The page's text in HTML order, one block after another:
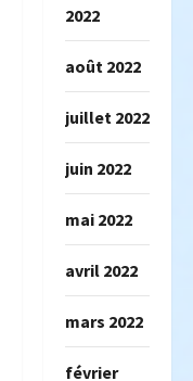
2022
août 2022
juillet 2022
juin 2022
mai 2022
avril 2022
mars 2022
février